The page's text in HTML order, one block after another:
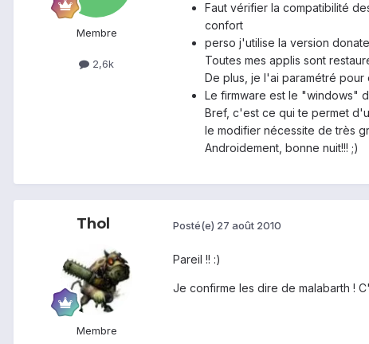
Membre
2,6k
Faut vérifier la compatibilité
confort
perso j'utilise la version
Toutes mes applis sont
De plus, je l'ai paramétré pour
Le firmware est le "windows"
Bref, c'est ce qui te permet
le modifier nécessite de très
Androidement, bonne nuit!!! ;)
Thol
Membre
Posté(e) 27 août 2010
Pareil !! :)
Je confirme les dire de malabarth !